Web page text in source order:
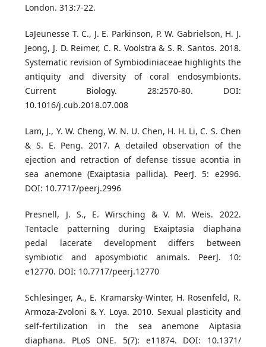
London. 313:7-22.
LaJeunesse T. C., J. E. Parkinson, P. W. Gabrielson, H. J.
Jeong, J. D. Reimer, C. R. Voolstra & S. R. Santos. 2018.
Systematic revision of Symbiodiniaceae highlights the
antiquity and diversity of coral endosymbionts.
Current Biology. 28:2570-80. DOI:
10.1016/j.cub.2018.07.008
Lam, J., Y. W. Cheng, W. N. U. Chen, H. H. Li, C. S. Chen
& S. E. Peng. 2017. A detailed observation of the
ejection and retraction of defense tissue acontia in
sea anemone (Exaiptasia pallida). PeerJ. 5: e2996.
DOI: 10.7717/peerj.2996
Presnell, J. S., E. Wirsching & V. M. Weis. 2022.
Tentacle patterning during Exaiptasia diaphana
pedal lacerate development differs between
symbiotic and aposymbiotic animals. PeerJ. 10:
e12770. DOI: 10.7717/peerj.12770
Schlesinger, A., E. Kramarsky-Winter, H. Rosenfeld, R.
Armoza-Zvoloni & Y. Loya. 2010. Sexual plasticity and
self-fertilization in the sea anemone Aiptasia
diaphana. PLoS ONE. 5(7): e11874. DOI: 10.1371/